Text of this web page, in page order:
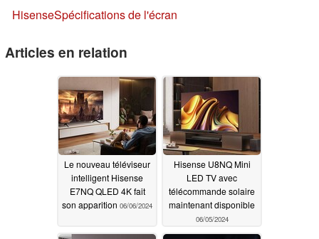
HisenseSpécifications de l'écran
Articles en relation
Le nouveau téléviseur
intelligent Hisense
E7NQ QLED 4K fait
son apparition 06/06/2024
Hisense U8NQ Mini
LED TV avec
télécommande solaire
maintenant disponible
06/05/2024